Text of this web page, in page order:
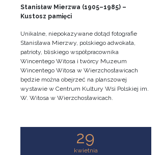
Stanisław Mierzwa (1905–1985) –
Kustosz pamięci
Unikalne, niepokazywane dotąd fotografie
Stanisława Mierzwy, polskiego adwokata,
patrioty, bliskiego współpracownika
Wincentego Witosa i twórcy Muzeum
Wincentego Witosa w Wierzchosławicach
będzie można obejrzeć na planszowej
wystawie w Centrum Kultury Wsi Polskiej im.
W. Witosa w Wierzchosławicach.
29
kwietnia